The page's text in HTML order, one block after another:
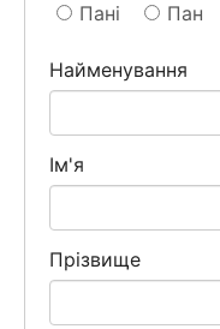
Пані
Пан
Найменування
Ім'я
Прізвище